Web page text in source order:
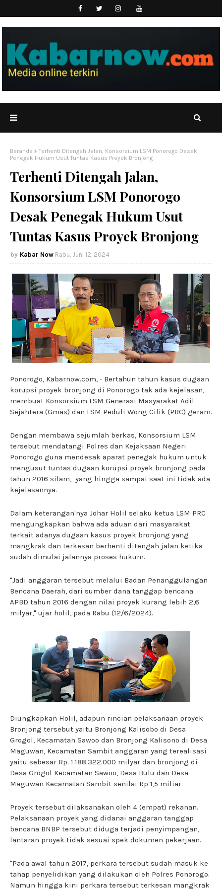
Beranda
Terhenti Ditengah Jalan, Konsorsium LSM Ponorogo Desak
Penegak Hukum Usut Tuntas Kasus Proyek Bronjong
Terhenti Ditengah Jalan,
Konsorsium LSM Ponorogo
Desak Penegak Hukum Usut
Tuntas Kasus Proyek Bronjong
Kabar Now Rabu, Juni 12, 2024
Ponorogo, Kabarnow.com, - Bertahun tahun kasus dugaan
korupsi proyek bronjong di Ponorogo tak ada kejelasan,
membuat Konsorsium LSM Generasi Masyarakat Adil
Sejahtera (Gmas) dan LSM Peduli Wong Cilik (PRC) geram.
Dengan membawa sejumlah berkas, Konsorsium LSM
tersebut mendatangi Polres dan Kejaksaan Negeri
Ponorogo guna mendesak aparat penegak hukum untuk
mengusut tuntas dugaan korupsi proyek bronjong pada
tahun 2016 silam, yang hingga sampai saat ini tidak ada
kejelasannya.
Dalam keterangan'nya Johar Holil selaku ketua LSM PRC
mengungkapkan bahwa ada aduan dari masyarakat
terkait adanya dugaan kasus proyek bronjong yang
mangkrak dan terkesan berhenti ditengah jalan ketika
sudah dimulai jalannya proses hukum.
"Jadi anggaran tersebut melalui Badan Penanggulangan
Bencana Daerah, dari sumber dana tanggap bencana
APBD tahun 2016 dengan nilai proyek kurang lebih 2,6
milyar," ujar holil, pada Rabu (12/6/2024).
Diungkapkan Holil, adapun rincian pelaksanaan proyek
Bronjong tersebut yaitu Bronjong Kalisobo di Desa
Grogol, Kecamatan Sawoo dan Bronjong Kalisono di Desa
Maguwan, Kecamatan Sambit anggaran yang terealisasi
yaitu sebesar Rp. 1.188.322.000 milyar dan bronjong di
Desa Grogol Kecamatan Sawoo, Desa Bulu dan Desa
Maguwan Kecamatan Sambit senilai Rp 1,5 miliar.
Proyek tersebut dilaksanakan oleh 4 (empat) rekanan.
Pelaksanaan proyek yang didanai anggaran tanggap
bencana BNBP tersebut diduga terjadi penyimpangan,
lantaran proyek tidak sesuai spek dokumen pekerjaan.
"Pada awal tahun 2017, perkara tersebut sudah masuk ke
tahap penyelidikan yang dilakukan oleh Polres Ponorogo.
Namun hingga kini perkara tersebut terkesan mangkrak